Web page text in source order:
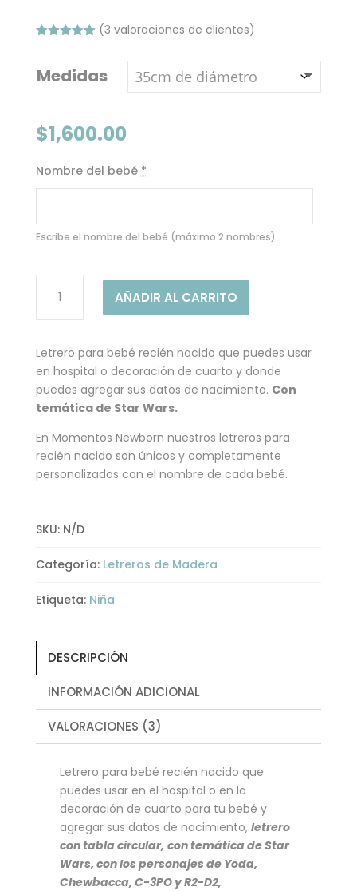
5 en base
a
(3 valoraciones de clientes)
Medidas
$1,600.00
Nombre del bebé *
Escribe el nombre del bebé (máximo 2 nombres)
VALERIA
-
PARA
BEBÉ
cantidad
AÑADIR AL CARRITO
Letrero para bebé recién nacido que puedes usar
en hospital o decoración de cuarto y donde
puedes agregar sus datos de nacimiento. Con
temática de Star Wars.
En Momentos Newborn nuestros letreros para
recién nacido son únicos y completamente
personalizados con el nombre de cada bebé.
SKU: N/D
Categoría: Letreros de Madera
Etiqueta: Niña
DESCRIPCIÓN
INFORMACIÓN ADICIONAL
VALORACIONES (3)
Letrero para bebé recién nacido que
puedes usar en el hospital o en la
decoración de cuarto para tu bebé y
agregar sus datos de nacimiento, letrero
con tabla circular, con temática de Star
Wars, con los personajes de Yoda,
Chewbacca, C-3PO y R2-D2,